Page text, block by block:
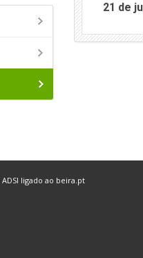
21 de
ADSI ligado ao beira.pt